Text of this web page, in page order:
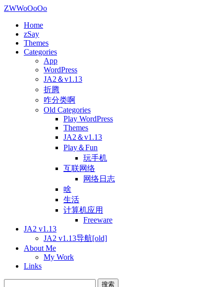
ZWWoOoOo
Home
zSay
Themes
Categories
App
WordPress
JA2＆v1.13
折腾
咋分类啊
Old Categories
Play WordPress
Themes
JA2＆v1.13
Play＆Fun
玩手机
互联网络
网络日志
啥
生活
计算机应用
Freeware
JA2 v1.13
JA2 v1.13导航[old]
About Me
My Work
Links